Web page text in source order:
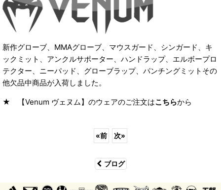
新作グローブ、MMAグローブ、マウスガード、シンガード、キ
ックミット、アンクルサポーター、ハンドラップ、エルボープロ
テクター、ニーパッド、グローブラップ、パンチングミットその
他欠品中商品が入荷しました。
★ 【Venum ヴェヌム】のウェアのご注文はこちらから
«前 次»
ブログ